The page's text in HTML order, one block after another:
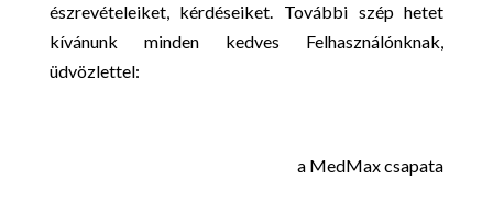
észrevételeiket, kérdéseiket. További szép hetet
kívánunk minden kedves Felhasználónknak,
üdvözlettel:
a MedMax csapata